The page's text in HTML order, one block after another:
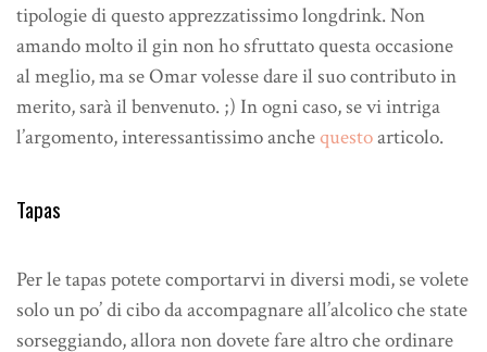
tipologie di questo apprezzatissimo longdrink. Non
amando molto il gin non ho sfruttato questa occasione
al meglio, ma se Omar volesse dare il suo contributo in
merito, sarà il benvenuto. ;) In ogni caso, se vi intriga
l’argomento, interessantissimo anchequestoarticolo.
Tapas
Per le tapas potete comportarvi in diversi modi, se volete
solo un po’ di cibo da accompagnare all’alcolico che state
sorseggiando, allora non dovete fare altro che ordinare